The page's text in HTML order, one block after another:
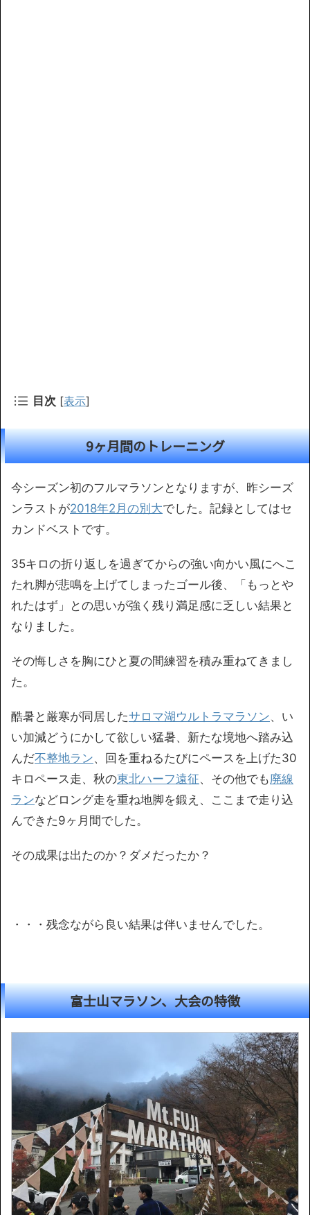
目次 [表示]
9ヶ月間のトレーニング
今シーズン初のフルマラソンとなりますが、昨シーズ
ンラストが2018年2月の別大でした。記録としてはセ
カンドベストです。
35キロの折り返しを過ぎてからの強い向かい風にへこ
たれ脚が悲鳴を上げてしまったゴール後、「もっとや
れたはず」との思いが強く残り満足感に乏しい結果と
なりました。
その悔しさを胸にひと夏の間練習を積み重ねてきまし
た。
酷暑と厳寒が同居したサロマ湖ウルトラマラソン、い
い加減どうにかして欲しい猛暑、新たな境地へ踏み込
んだ不整地ラン、回を重ねるたびにペースを上げた30
キロペース走、秋の東北ハーフ遠征、その他でも廃線
ランなどロング走を重ね地脚を鍛え、ここまで走り込
んできた9ヶ月間でした。
その成果は出たのか？ダメだったか？
・・・残念ながら良い結果は伴いませんでした。
富士山マラソン、大会の特徴